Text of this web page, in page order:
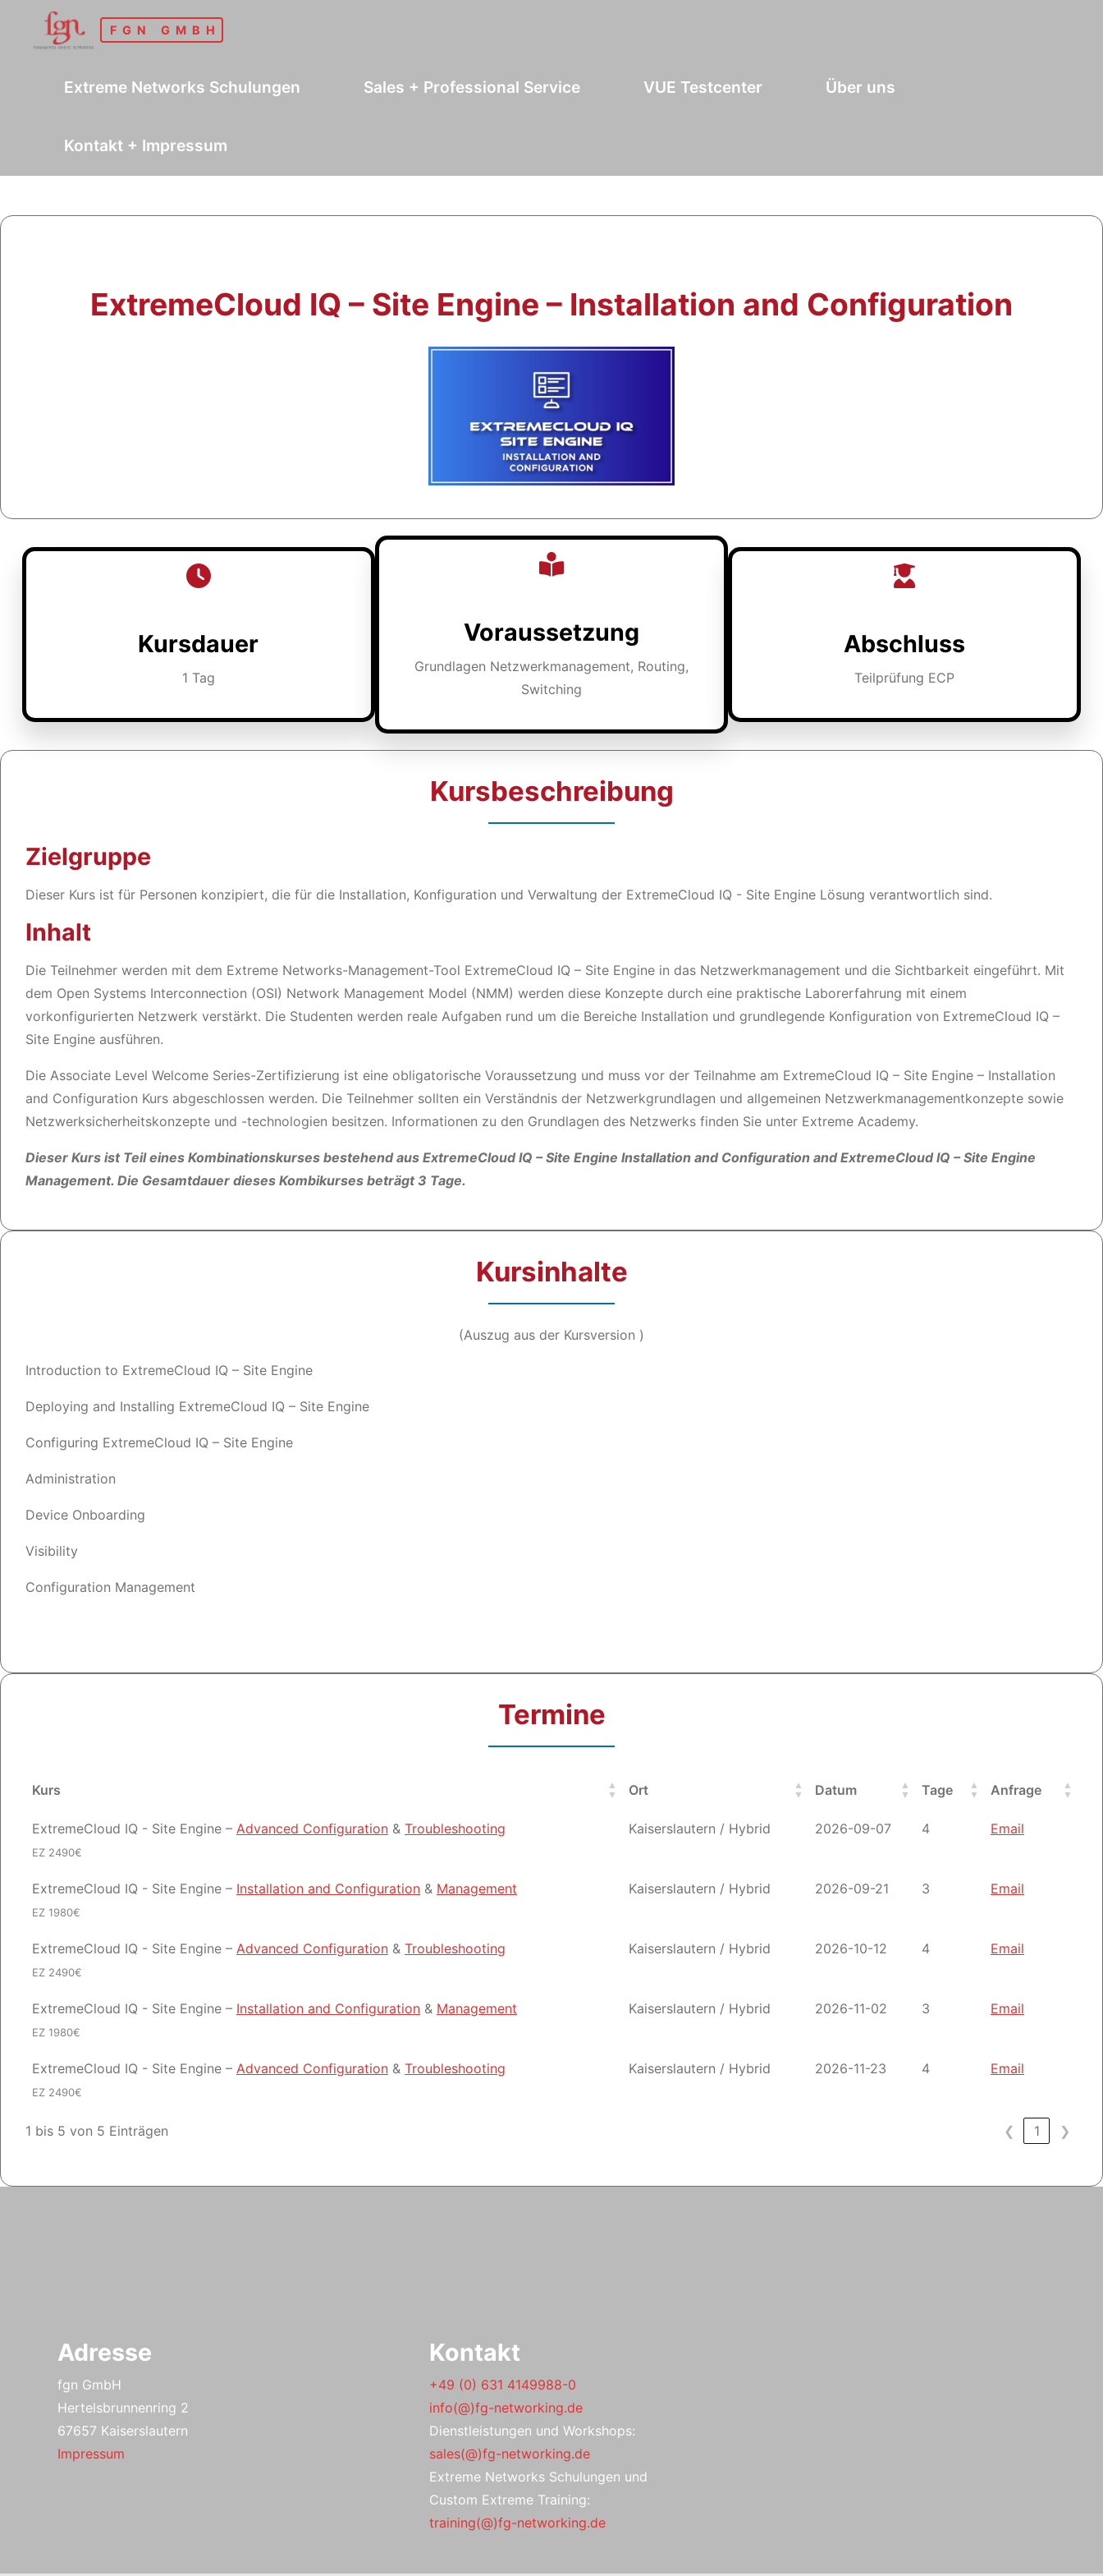
FGN GMBH
Extreme Networks Schulungen Sales + Professional Service VUE Testcenter Über uns
Kontakt + Impressum
ExtremeCloud IQ – Site Engine – Installation and Configuration
Kursdauer
1 Tag
Voraussetzung
Grundlagen Netzwerkmanagement, Routing,
Switching
Abschluss
Teilprüfung ECP
Kursbeschreibung
Zielgruppe
Dieser Kurs ist für Personen konzipiert, die für die Installation, Konfiguration und Verwaltung der ExtremeCloud IQ - Site Engine Lösung verantwortlich sind.
Inhalt
Die Teilnehmer werden mit dem Extreme Networks-Management-Tool ExtremeCloud IQ – Site Engine in das Netzwerkmanagement und die Sichtbarkeit eingeführt. Mit
dem Open Systems Interconnection (OSI) Network Management Model (NMM) werden diese Konzepte durch eine praktische Laborerfahrung mit einem
vorkonfigurierten Netzwerk verstärkt. Die Studenten werden reale Aufgaben rund um die Bereiche Installation und grundlegende Konfiguration von ExtremeCloud IQ –
Site Engine ausführen.
Die Associate Level Welcome Series-Zertifizierung ist eine obligatorische Voraussetzung und muss vor der Teilnahme am ExtremeCloud IQ – Site Engine – Installation
and Configuration Kurs abgeschlossen werden. Die Teilnehmer sollten ein Verständnis der Netzwerkgrundlagen und allgemeinen Netzwerkmanagementkonzepte sowie
Netzwerksicherheitskonzepte und -technologien besitzen. Informationen zu den Grundlagen des Netzwerks finden Sie unter Extreme Academy.
Dieser Kurs ist Teil eines Kombinationskurses bestehend aus ExtremeCloud IQ – Site Engine Installation and Configuration and ExtremeCloud IQ – Site Engine
Management. Die Gesamtdauer dieses Kombikurses beträgt 3 Tage.
Kursinhalte
(Auszug aus der Kursversion )
Introduction to ExtremeCloud IQ – Site Engine
Deploying and Installing ExtremeCloud IQ – Site Engine
Configuring ExtremeCloud IQ – Site Engine
Administration
Device Onboarding
Visibility
Configuration Management
Termine
Kurs Ort Datum Tage
Anfrage
Kurs
Ort Datum Tage Anfrage
ExtremeCloud IQ - Site Engine – Advanced Configuration & Troubleshooting
EZ 2490€
Kaiserslautern / Hybrid 2026-09-07 4 Email
ExtremeCloud IQ - Site Engine – Installation and Configuration & Management
EZ 1980€
Kaiserslautern / Hybrid 2026-09-21 3 Email
ExtremeCloud IQ - Site Engine – Advanced Configuration & Troubleshooting
EZ 2490€
Kaiserslautern / Hybrid 2026-10-12 4 Email
ExtremeCloud IQ - Site Engine – Installation and Configuration & Management
EZ 1980€
Kaiserslautern / Hybrid 2026-11-02 3 Email
ExtremeCloud IQ - Site Engine – Advanced Configuration & Troubleshooting
EZ 2490€
Kaiserslautern / Hybrid 2026-11-23 4 Email
1 bis 5 von 5 Einträgen ❮ 1 ❯
Adresse
fgn GmbH
Hertelsbrunnenring 2
67657 Kaiserslautern
Impressum
Kontakt
+49 (0) 631 4149988-0
info(@)fg-networking.de
Dienstleistungen und Workshops:
sales(@)fg-networking.de
Extreme Networks Schulungen und
Custom Extreme Training:
training(@)fg-networking.de